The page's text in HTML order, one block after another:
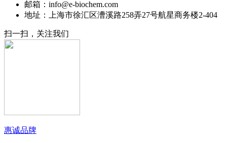
邮箱：info@e-biochem.com
地址：上海市徐汇区漕溪路258弄27号航星商务楼2-404
扫一扫，关注我们
惠诚品牌